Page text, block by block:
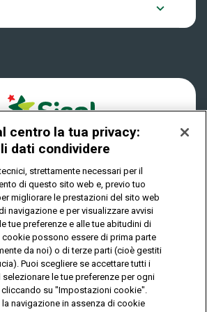
AI MINORI E PUÒ CAUSARE
PATOLOGICA
Italia S.p.A. - P.I. 02433760135
Cookies
Mappa
del
sito
centro la tua privacy:
dati condividere
strettamente necessari per il
di questo sito web e, previo tuo
migliorare le prestazioni del sito web
navigazione e per visualizzare avvisi
tue preferenze e alle tue abitudini di
cookie possono essere di prima parte
da noi) o di terze parti (cioè gestiti
Puoi scegliere se accettare tutti i
le tue preferenze per ogni
su "Impostazioni cookie".
navigazione in assenza di cookie